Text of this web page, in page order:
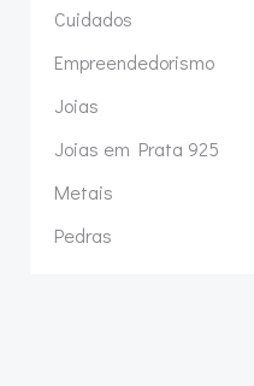
Cuidados
Empreendedorismo
Joias
Joias em Prata 925
Metais
Pedras